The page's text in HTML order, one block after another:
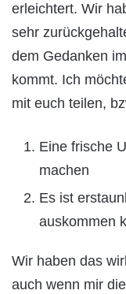
erleichtert. Wir
sehr
dem Gedanken
kommt. Ich
mit euch teilen,
Eine frische
machen
Es ist
auskommen
Wir haben das
auch wenn mir